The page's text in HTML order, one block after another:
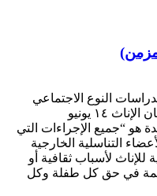
النوع الاجتماعي
١٤ يونيو
هو “جميع الإجراءات التي
التناسلية الخارجية
للإناث لأسباب ثقافية أو
في حق كل طفلة وكل